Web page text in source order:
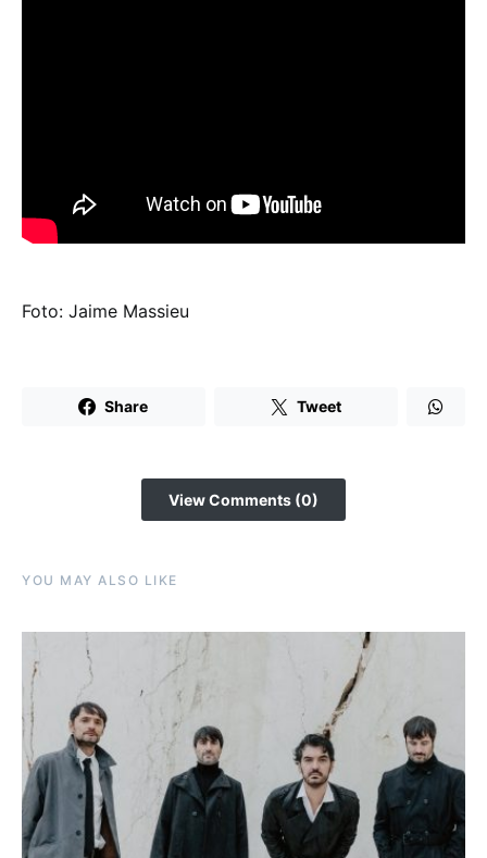
Foto: Jaime Massieu
Share Tweet
View Comments (0)
YOU MAY ALSO LIKE